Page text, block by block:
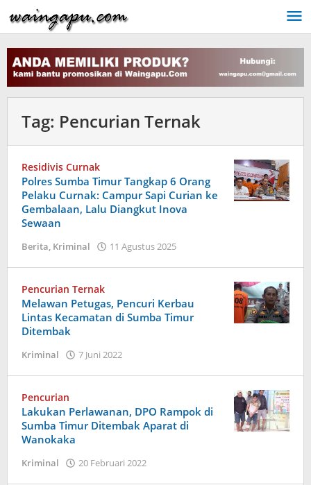
ke
konten
Tag: Pencurian Ternak
Residivis Curnak
Polres Sumba Timur Tangkap 6 Orang
Pelaku Curnak: Campur Sapi Curian ke
Gembalaan, Lalu Diangkut Inova
Sewaan
Berita, Kriminal 11 Agustus 2025
Umbu
Pencurian Ternak
Melawan Petugas, Pencuri Kerbau
Lintas Kecamatan di Sumba Timur
Ditembak
Kriminal 7 Juni 2022
Pencurian
Lakukan Perlawanan, DPO Rampok di
Sumba Timur Ditembak Aparat di
Wanokaka
Kriminal 20 Februari 2022